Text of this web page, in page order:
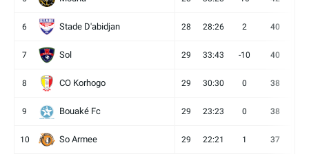
6 Stade D'abidjan 28 28:26 2 40
7 Sol 29 33:43 -10 40
8 CO Korhogo 29 30:30 0 38
9 Bouaké Fc 29 23:23 0 38
10 So Armee 29 22:21 1 37